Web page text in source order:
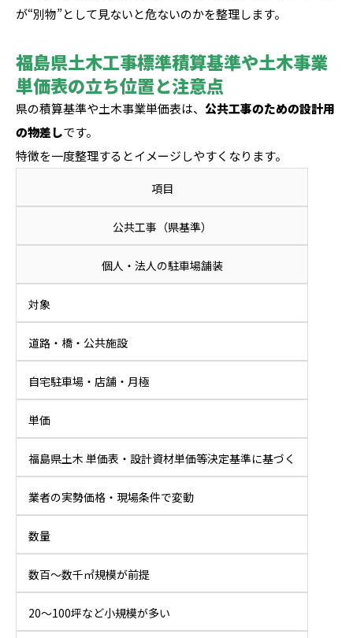
が“別物”として見ないと危ないのかを整理します。
福島県土木工事標準積算基準や土木事業
単価表の立ち位置と注意点
県の積算基準や土木事業単価表は、 公共工事のための設計用
の物差しです。
特徴を一度整理するとイメージしやすくなります。
項目
公共工事（県基準）
個人・法人の駐車場舗装
対象
道路・橋・公共施設
自宅駐車場・店舗・月極
単価
福島県土木 単価表・設計資材単価等決定基準に基づく
業者の実勢価格・現場条件で変動
数量
数百〜数千㎡規模が前提
20〜100坪など小規模が多い